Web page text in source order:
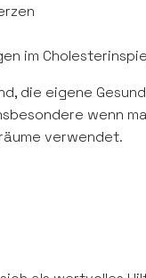
im
die eigene
wenn
verwendet.